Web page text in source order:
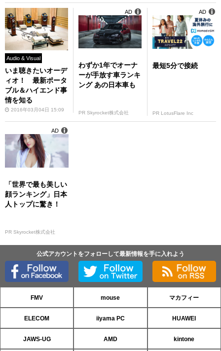
Audio & Visual
いま聴きたいオーデ
ィオ！ 最新ポータ
ブル＆ハイエンド事
情を知る
2016年03月04日 15:09
わずか1年でオーナ
ーが手放す車ランキ
ング あの日本車も
PR Skyrocket株式会社
AD
最短5分で接続
PR LotusFlare Inc
AD
「世界で最も美しい
顔ランキング」日本
人トップに驚き！
PR Skyrocket株式会社
AD
公式アカウントをフォローして最新情報を手に入れよう
FMV mouse マカフィー
ELECOM iiyama PC HUAWEI
JAWS-UG AMD kintone